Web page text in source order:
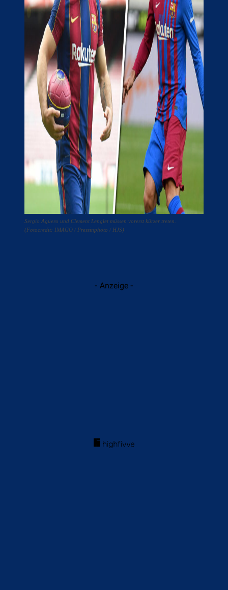
Sergio Agüero und Clement Lenglet müssen vorerst kürzer treten.
(Fotocredit: IMAGO / Pressinphoto / HJS)
- Anzeige -